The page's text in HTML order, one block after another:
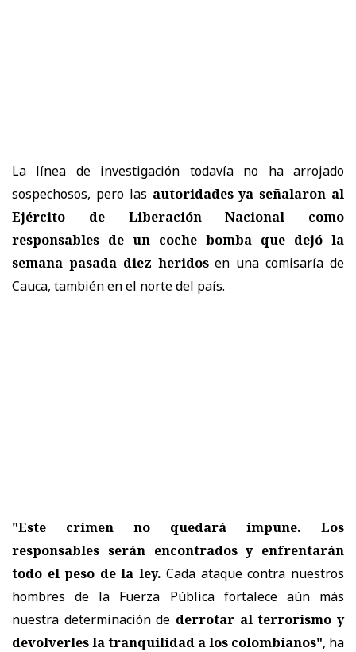
La línea de investigación todavía no ha arrojado
sospechosos, pero las autoridades ya señalaron al
Ejército de Liberación Nacional como
responsables de un coche bomba que dejó la
semana pasada diez heridosen una comisaría de
Cauca, también en el norte del país.
"Este crimen no quedará impune. Los
responsables serán encontrados y enfrentarán
todo el peso de la ley. Cada ataque contra nuestros
hombres de la Fuerza Pública fortalece aún más
nuestra determinación de derrotar al terrorismo y
devolverles la tranquilidad a los colombianos", ha